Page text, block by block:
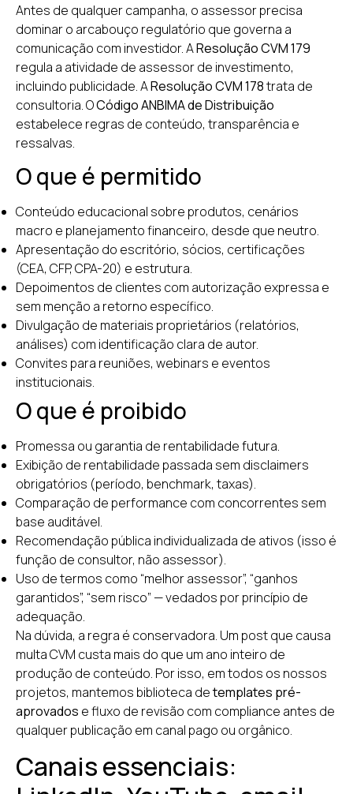
Antes de qualquer campanha, o assessor precisa
dominar o arcabouço regulatório que governa a
comunicação com investidor. AResolução CVM 179
regula a atividade de assessor de investimento,
incluindo publicidade. AResolução CVM 178trata de
consultoria. OCódigo ANBIMA de Distribuição
estabelece regras de conteúdo, transparência e
ressalvas.
O que é permitido
Conteúdo educacional sobre produtos, cenários
macro e planejamento financeiro, desde que neutro.
Apresentação do escritório, sócios, certificações
(CEA, CFP, CPA-20) e estrutura.
Depoimentos de clientes com autorização expressa e
sem menção a retorno específico.
Divulgação de materiais proprietários (relatórios,
análises) com identificação clara de autor.
Convites para reuniões, webinars e eventos
institucionais.
O que é proibido
Promessa ou garantia de rentabilidade futura.
Exibição de rentabilidade passada sem disclaimers
obrigatórios (período, benchmark, taxas).
Comparação de performance com concorrentes sem
base auditável.
Recomendação pública individualizada de ativos (isso é
função de consultor, não assessor).
Uso de termos como “melhor assessor”, “ganhos
garantidos”, “sem risco” — vedados por princípio de
adequação.
Na dúvida, a regra é conservadora. Um post que causa
multa CVM custa mais do que um ano inteiro de
produção de conteúdo. Por isso, em todos os nossos
projetos, mantemos biblioteca detemplates pré-
aprovados e fluxo de revisão com compliance antes de
qualquer publicação em canal pago ou orgânico.
Canais essenciais: